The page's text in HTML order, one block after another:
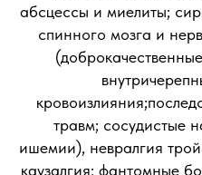
абсцессы и миелиты;
спинного мозга и
травм; сосудистые
ишемии), невралгия
каузалгия; фантомные